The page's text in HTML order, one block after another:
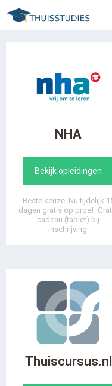
Spring
naar
NHA
Bekijk opleidingen
Beste keuze: Nu tijdelijk
dagen gratis op proef.
cadeau (tablet) bij
inschrijving.
Thuiscursus.nl